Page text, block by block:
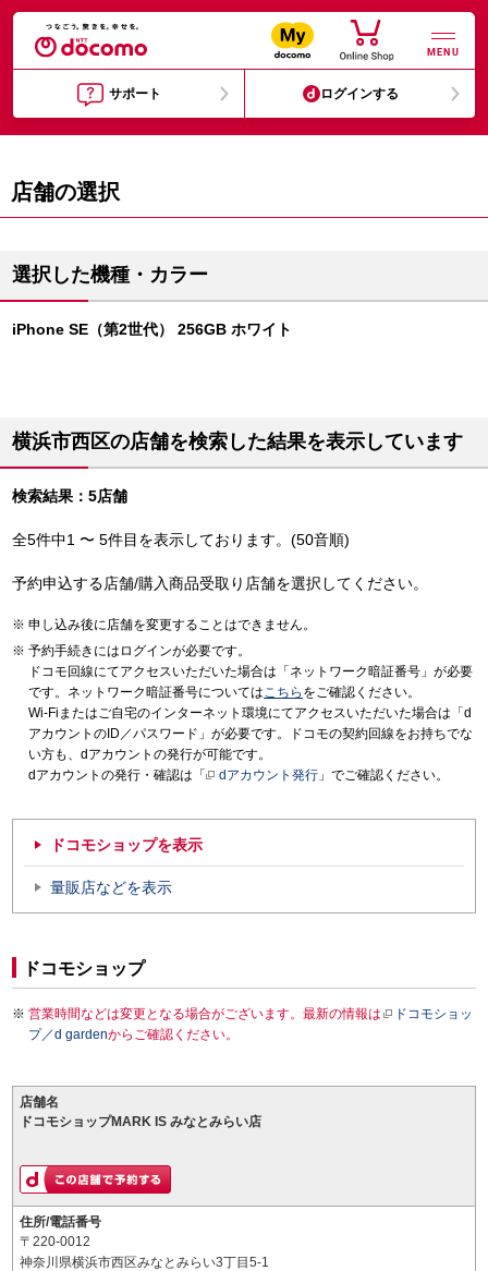
MENU
サポート ログインする
店舗の選択
選択した機種・カラー
iPhone SE（第2世代） 256GB ホワイト
横浜市西区の店舗を検索した結果を表示しています
検索結果：5店舗
全5件中1 〜 5件目を表示しております。(50音順)
予約申込する店舗/購入商品受取り店舗を選択してください。
申し込み後に店舗を変更することはできません。
予約手続きにはログインが必要です。
ドコモ回線にてアクセスいただいた場合は「ネットワーク暗証番号」が必要
です。ネットワーク暗証番号についてはこちら をご確認ください。
Wi-Fiまたはご自宅のインターネット環境にてアクセスいただいた場合は「d
アカウントのID／パスワード」が必要です。ドコモの契約回線をお持ちでな
い方も、dアカウントの発行が可能です。
dアカウントの発行・確認は「
dアカウント発行 」でご確認ください。
ドコモショップを表示
量販店などを表示
ドコモショップ
営業時間などは変更となる場合がございます。最新の情報は
ドコモショッ
プ／d gardenからご確認ください。
店舗名
ドコモショップMARK IS みなとみらい店
住所/電話番号
〒220-0012
神奈川県横浜市西区みなとみらい3丁目5-1